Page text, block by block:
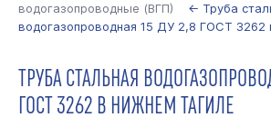
водогазопроводные (ВГП)
← Труба
водогазопроводная 15 ДУ 2,8 ГОСТ
ТРУБА СТАЛЬНАЯ
ГОСТ 3262 В НИЖНЕМ ТАГИЛЕ